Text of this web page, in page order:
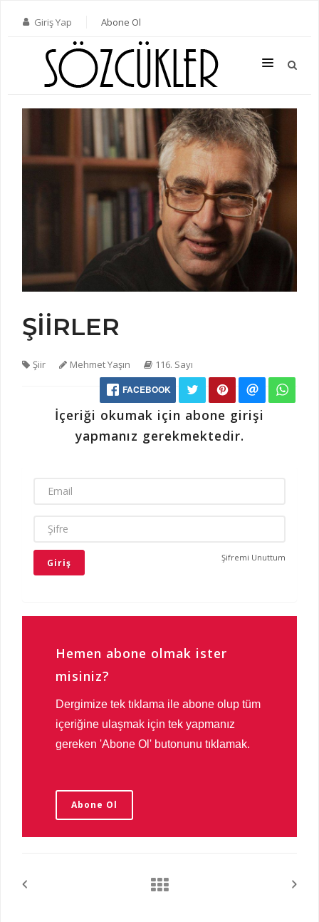
Giriş Yap Abone Ol
TÜM SAYILAR
KATEGORILER
KITAPLAR
ŞİİRLER
Şiir Mehmet Yaşın
116. Sayı
FACEBOOK
İçeriği okumak için abone girişi
yapmanız gerekmektedir.
EMAIL
ŞIFRE
Şifremi Unuttum
Hemen abone olmak ister
misiniz?
Dergimize tek tıklama ile abone olup tüm
içeriğine ulaşmak için tek yapmanız
gereken 'Abone Ol' butonunu tıklamak.
Abone Ol